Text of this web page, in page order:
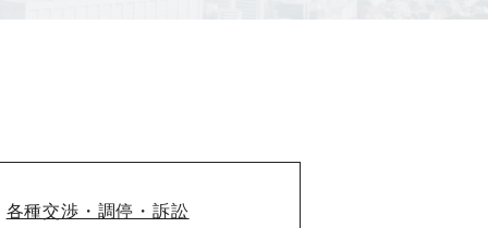
各種交渉・調停・訴訟